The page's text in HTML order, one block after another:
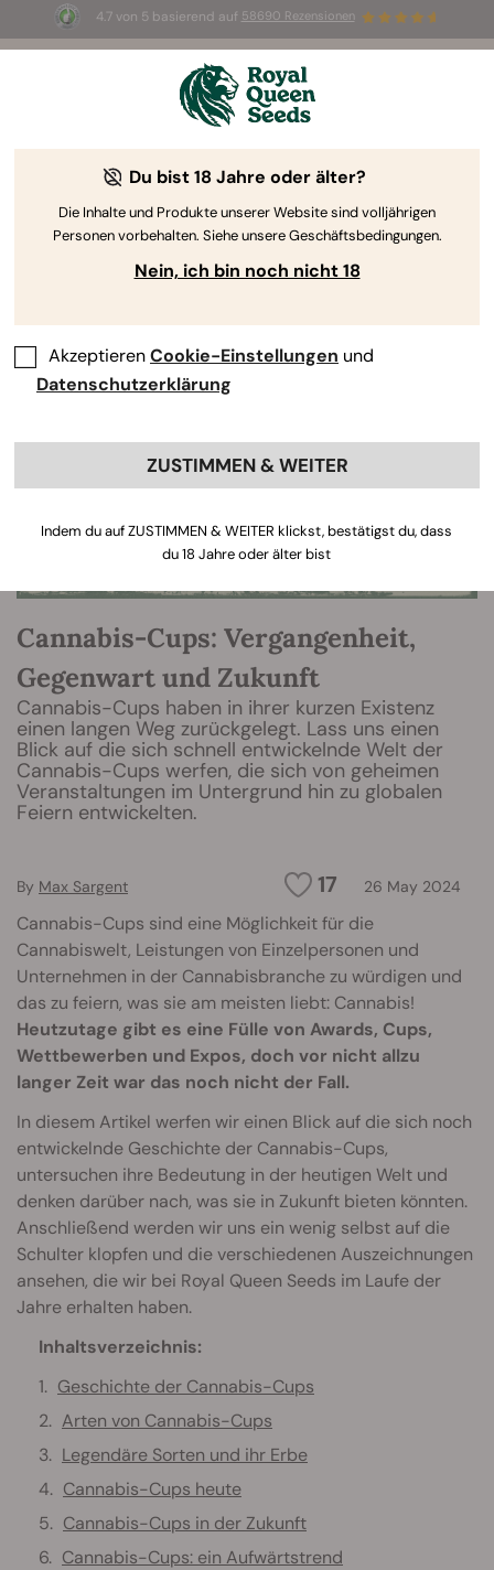
4.7 von 5 basierend auf 58690 Rezensionen
☀️ Sommer-Sale: Bis zu 50 % Rabatt
auf ausgewählte Produkte! ⏤
The RQS Blog
Cannabis-Cups: Vergangenheit,
Gegenwart und Zukunft
Cannabis-Cups haben in ihrer kurzen Existenz
einen langen Weg zurückgelegt. Lass uns einen
Blick auf die sich schnell entwickelnde Welt der
Cannabis-Cups werfen, die sich von geheimen
Veranstaltungen im Untergrund hin zu globalen
Feiern entwickelten.
17 26 May 2024
By Max Sargent
Cannabis-Cups sind eine Möglichkeit für die
Cannabiswelt, Leistungen von Einzelpersonen und
Unternehmen in der Cannabisbranche zu würdigen und
das zu feiern, was sie am meisten liebt: Cannabis!
Heutzutage gibt es eine Fülle von Awards, Cups,
Wettbewerben und Expos, doch vor nicht allzu
langer Zeit war das noch nicht der Fall.
In diesem Artikel werfen wir einen Blick auf die sich noch
entwickelnde Geschichte der Cannabis-Cups,
untersuchen ihre Bedeutung in der heutigen Welt und
denken darüber nach, was sie in Zukunft bieten könnten.
Anschließend werden wir uns ein wenig selbst auf die
Schulter klopfen und die verschiedenen Auszeichnungen
ansehen, die wir bei Royal Queen Seeds im Laufe der
Jahre erhalten haben.
Inhaltsverzeichnis:
Geschichte der Cannabis-Cups
Arten von Cannabis-Cups
Legendäre Sorten und ihr Erbe
Cannabis-Cups heute
Cannabis-Cups in der Zukunft
Cannabis-Cups: ein Aufwärtstrend
Du bist 18 Jahre oder älter?
Die Inhalte und Produkte unserer Website sind volljährigen
Personen vorbehalten. Siehe unsere Geschäftsbedingungen.
Nein, ich bin noch nicht 18
AkzeptierenCookie-Einstellungen und
Datenschutzerklärung
ZUSTIMMEN & WEITER
Indem du auf ZUSTIMMEN & WEITER klickst, bestätigst du, dass
du 18 Jahre oder älter bist